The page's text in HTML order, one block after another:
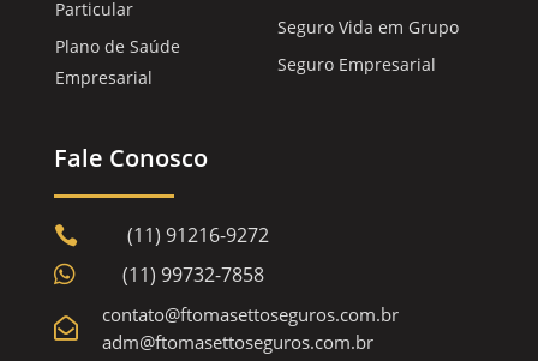
Particular
Plano de Saúde
Empresarial
Seguro Vida em Grupo
Seguro Empresarial
Fale Conosco
 (11) 91216-9272
 (11) 99732-7858

contato@ftomasettoseguros.com.br
adm@ftomasettoseguros.com.br